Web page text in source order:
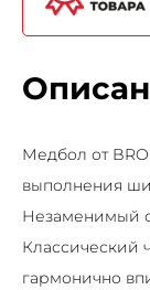
Медбол от
выполнения
Незаменимый
Классический
гармонично